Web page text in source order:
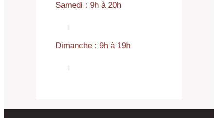
Samedi : 9h à 20h
Dimanche : 9h à 19h